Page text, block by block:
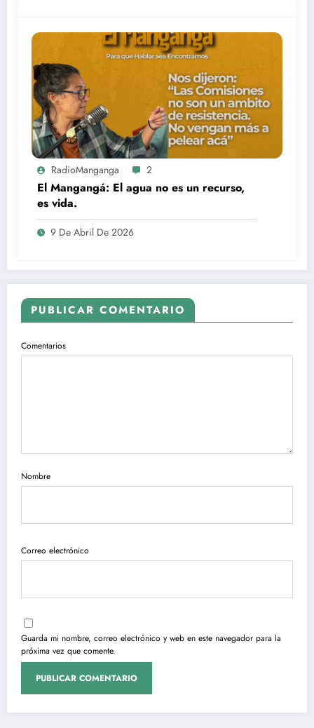
RadioManganga 2
El Mangangá: El agua no es un recurso,
es vida.
9 De Abril De 2026
PUBLICAR COMENTARIO
Comentarios
Nombre
Correo electrónico
Guarda mi nombre, correo electrónico y web en este navegador para la
próxima vez que comente.